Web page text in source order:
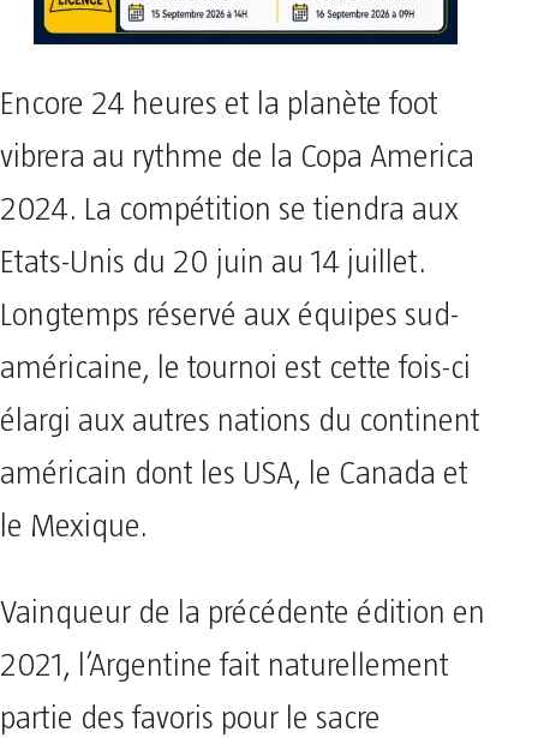
Encore 24 heures et la planète foot
vibrera au rythme de la Copa America
2024. La compétition se tiendra aux
Etats-Unis du 20 juin au 14 juillet.
Longtemps réservé aux équipes sud-
américaine, le tournoi est cette fois-ci
élargi aux autres nations du continent
américain dont les USA, le Canada et
le Mexique.
Vainqueur de la précédente édition en
2021, l’Argentine fait naturellement
partie des favoris pour le sacre